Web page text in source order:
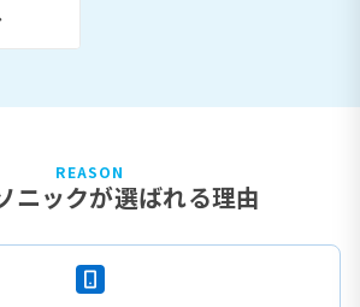
REASON
ニックが選ばれる理由